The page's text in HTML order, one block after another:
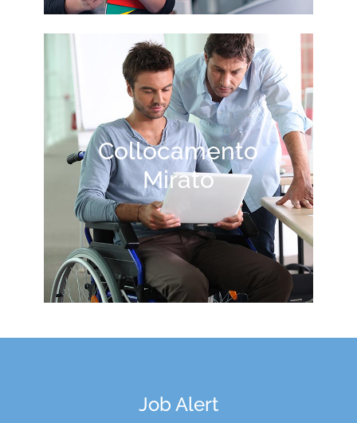
Collocamento
Mirato
Job Alert